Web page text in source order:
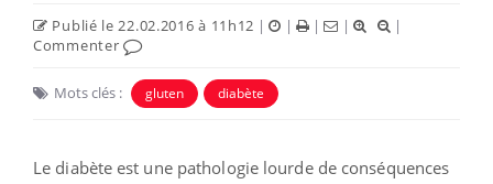
Publié le 22.02.2016 à 11h12 | | | |
|
Commenter
Mots clés : gluten diabète
Le diabète est une pathologie lourde de conséquences